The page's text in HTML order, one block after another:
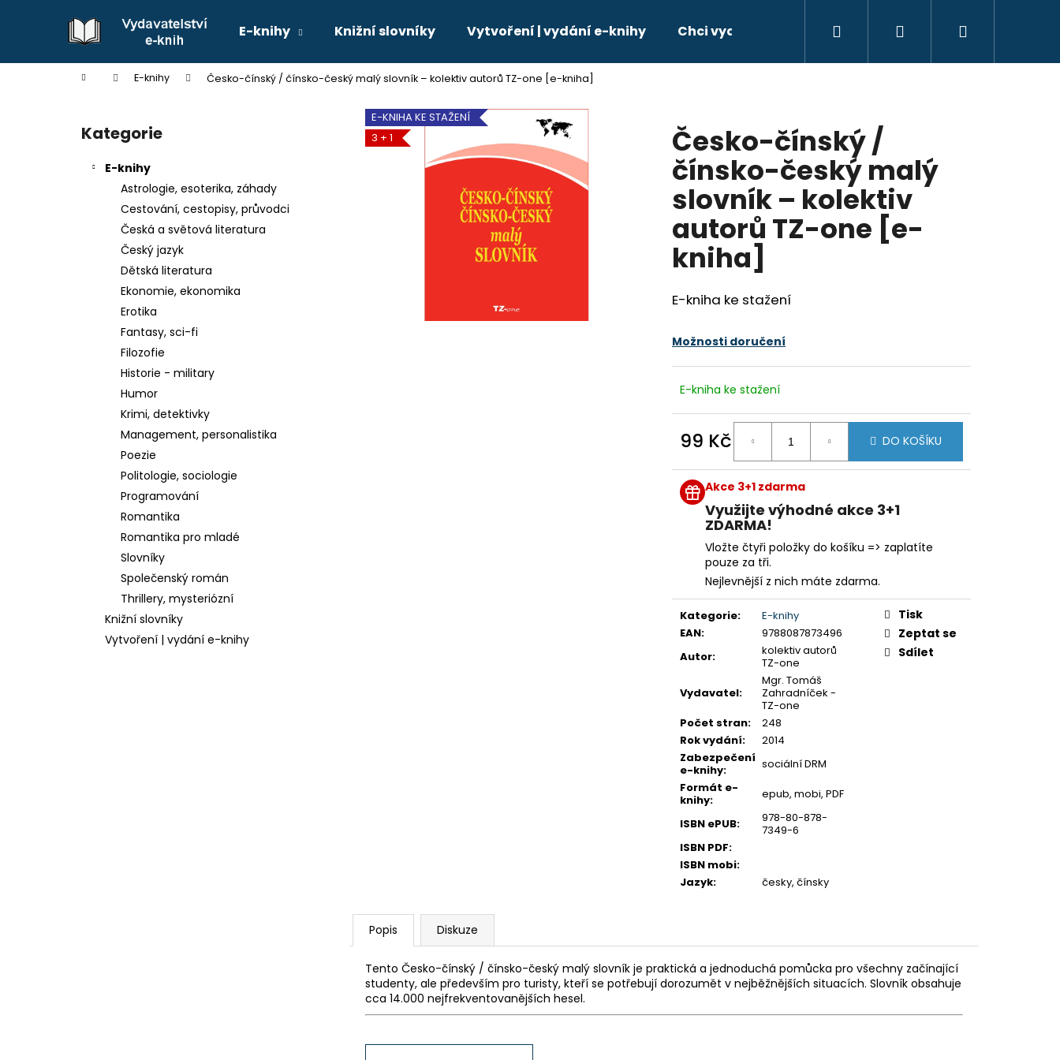
E-knihy Knižní slovníky Vytvoření | vydání e-knihy Chci vydat e-knihu. Jak na to? Další služby
Přihlášení
Domů E-knihy Česko-čínský / čínsko-český malý slovník – kolektiv autorů TZ-one [e-kniha]
Přeskočit
kategorie
Kategorie
E-knihy
Astrologie, esoterika, záhady
Cestování, cestopisy, průvodci
Česká a světová literatura
Český jazyk
Dětská literatura
Ekonomie, ekonomika
Erotika
Fantasy, sci-fi
Filozofie
Historie - military
Humor
Krimi, detektivky
Management, personalistika
Poezie
Politologie, sociologie
Programování
Romantika
Romantika pro mladé
Slovníky
Společenský román
Thrillery, mysteriózní
Knižní slovníky
Vytvoření | vydání e-knihy
Česko-čínský /
čínsko-český malý
slovník – kolektiv
autorů TZ-one [e-
kniha]
E-kniha ke stažení
Možnosti doručení
E-kniha ke stažení
99 Kč
cena:
DO KOŠÍKU
Akce 3+1 zdarma
Využijte výhodné akce 3+1
ZDARMA!
Vložte čtyři položky do košíku => zaplatíte
pouze za tři.
Nejlevnější z nich máte zdarma.
Kategorie:
E-knihy
EAN:
9788087873496
Autor:
kolektiv autorů
TZ-one
Vydavatel:
Mgr. Tomáš
Zahradníček -
TZ-one
Počet stran:
248
Rok vydání:
2014
Zabezpečení
e-knihy:
sociální DRM
Formát e-
knihy:
epub, mobi, PDF
ISBN ePUB:
978-80-878-
7349-6
ISBN PDF:
ISBN mobi:
Jazyk: česky, čínsky
Tisk
Zeptat se
Sdílet
E-KNIHA KE STAŽENÍ
3 + 1
Popis Diskuze
Tento Česko-čínský / čínsko-český malý slovník je praktická a jednoduchá pomůcka pro všechny začínající
studenty, ale především pro turisty, kteří se potřebují dorozumět v nejběžnějších situacích. Slovník obsahuje
cca 14.000 nejfrekventovanějších hesel.
í
Zpět
do
Zpět
do
Co potřebujete najít?
Doporučujeme